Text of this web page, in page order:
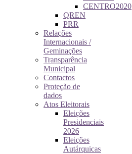
CENTRO2020
QREN
PRR
Relações
Internacionais /
Geminações
Transparência
Municipal
Contactos
Proteção de
dados
Atos Eleitorais
Eleições
Presidenciais
2026
Eleições
Autárquicas